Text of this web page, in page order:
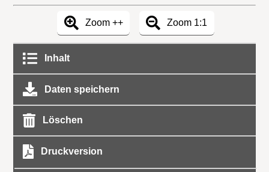
Zoom ++ Zoom 1:1
Inhalt
Daten speichern
Löschen
Druckversion